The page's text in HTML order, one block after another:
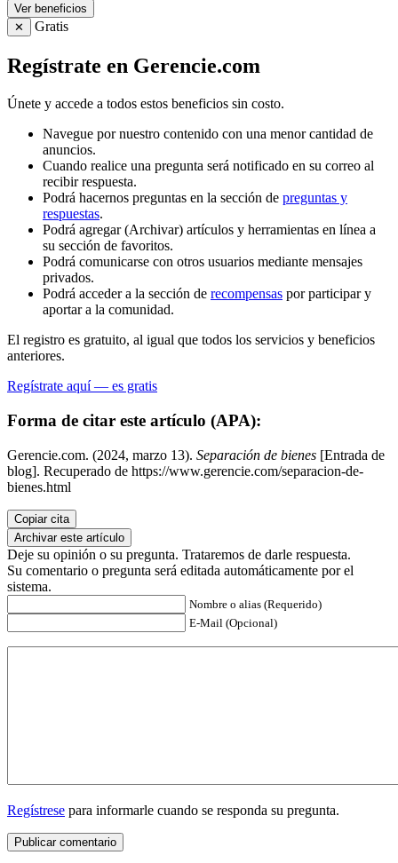
Ver beneficios
✕
Gratis
Regístrate en Gerencie.com
Únete y accede a todos estos beneficios sin costo.
Navegue por nuestro contenido con una menor cantidad de
anuncios.
Cuando realice una pregunta será notificado en su correo al
recibir respuesta.
Podrá hacernos preguntas en la sección de preguntas y
respuestas.
Podrá agregar (Archivar) artículos y herramientas en línea a
su sección de favoritos.
Podrá comunicarse con otros usuarios mediante mensajes
privados.
Podrá acceder a la sección de recompensas por participar y
aportar a la comunidad.
El registro es gratuito, al igual que todos los servicios y beneficios
anteriores.
Regístrate aquí — es gratis
Forma de citar este artículo (APA):
Gerencie.com. (2024, marzo 13). Separación de bienes [Entrada de
blog]. Recuperado de https://www.gerencie.com/separacion-de-
bienes.html
Copiar cita
Archivar este artículo
Deje su opinión o su pregunta. Trataremos de darle respuesta.
Su comentario o pregunta será editada automáticamente por el
sistema.
Nombre o alias (Requerido)
E-Mail (Opcional)
Regístrese para informarle cuando se responda su pregunta.